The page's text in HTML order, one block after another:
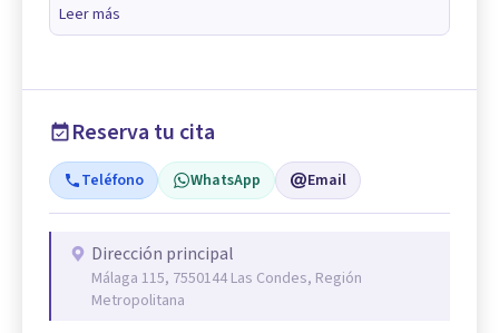
Leer más
Reserva tu cita
Teléfono WhatsApp Email
Dirección principal
Málaga 115, 7550144 Las Condes, Región
Metropolitana